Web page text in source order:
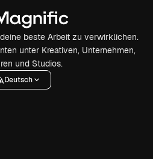
beste Arbeit zu verwirklichen.
unter Kreativen, Unternehmen,
und Studios.
Deutsch